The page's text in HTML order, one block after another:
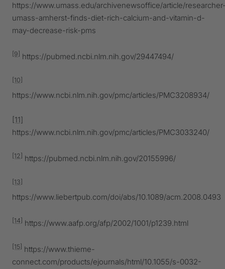
https://www.umass.edu/archivenewsoffice/article/
umass-amherst-finds-diet-rich-calcium-and-vitamin-d-
may-decrease-risk-pms
[9] https://pubmed.ncbi.nlm.nih.gov/29447494/
[10]
https://www.ncbi.nlm.nih.gov/pmc/articles/PMC3208934/
[11]
https://www.ncbi.nlm.nih.gov/pmc/articles/PMC3033240/
[12] https://pubmed.ncbi.nlm.nih.gov/20155996/
[13]
https://www.liebertpub.com/doi/abs/10.1089/acm.2008.0493
[14] https://www.aafp.org/afp/2002/1001/p1239.html
[15] https://www.thieme-
connect.com/products/ejournals/html/10.1055/s-0032-